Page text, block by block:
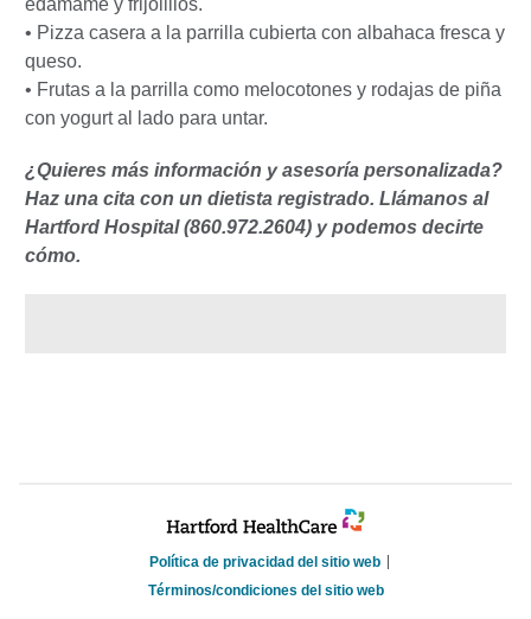
• Pizza casera a la parrilla cubierta con albahaca fresca y
queso.
• Frutas a la parrilla como melocotones y rodajas de piña
con yogurt al lado para untar.
¿Quieres más información y asesoría personalizada?
Haz una cita con un dietista registrado. Llámanos al
Hartford Hospital (860.972.2604) y podemos decirte
cómo.
Política de privacidad del sitio web
Términos/condiciones del sitio web